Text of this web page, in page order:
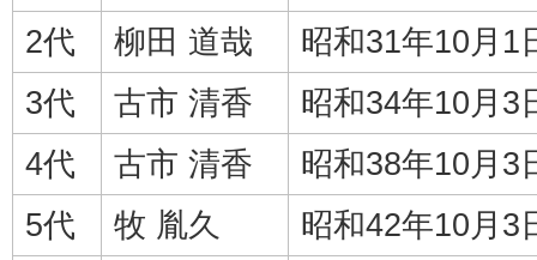
2代 柳田 道哉
昭和31年10月1
3代
古市 清香
昭和34年10月3
4代
古市 清香
昭和38年10月3
5代
牧 胤久
昭和42年10月3